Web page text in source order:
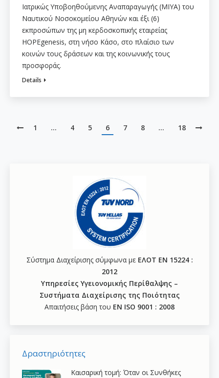
Ιατρικώς Υποβοηθούμενης Αναπαραγωγής (ΜΙΥΑ) του
Ναυτικού Νοσοκομείου Αθηνών και έξι (6)
εκπροσώπων της μη κερδοσκοπικής εταιρείας
HOPEgenesis, στη νήσο Κάσο, στο πλαίσιο των
κοινών τους δράσεων και της κοινωνικής τους
προσφοράς.
Details
1 … 4 5 6 7 8 … 18
Σύστημα Διαχείρισης σύμφωνα με ΕΛΟΤ ΕΝ 15224 :
2012
Υπηρεσίες Υγειονομικής Περίθαλψης –
Συστήματα Διαχείρισης της Ποιότητας
Απαιτήσεις βάση του ΕΝ ISO 9001 : 2008
Δραστηριότητες
Καισαρική τομή: Όταν οι Συνθήκες